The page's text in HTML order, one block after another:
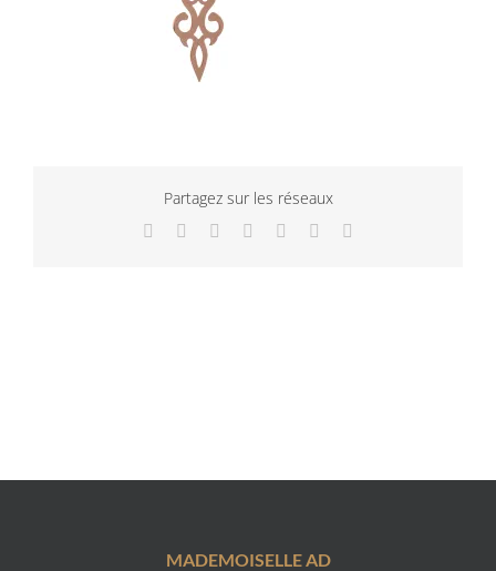
Partagez sur les réseaux
Facebook
TwitterLinkedInWhatsApp
TumblrPinterest
MADEMOISELLE AD